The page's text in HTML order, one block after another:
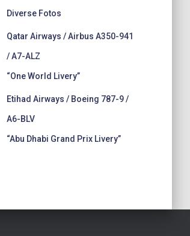
Diverse Fotos
Qatar Airways / Airbus A350-941
/ A7-ALZ
“One World Livery”
Etihad Airways / Boeing 787-9 /
A6-BLV
“Abu Dhabi Grand Prix Livery”